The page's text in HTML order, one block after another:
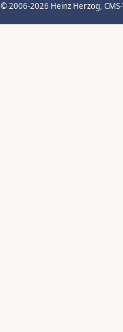
© 2006-2026 Heinz Herzog,